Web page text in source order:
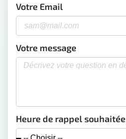
Votre Email
Votre message
Heure de rappel souhaitée